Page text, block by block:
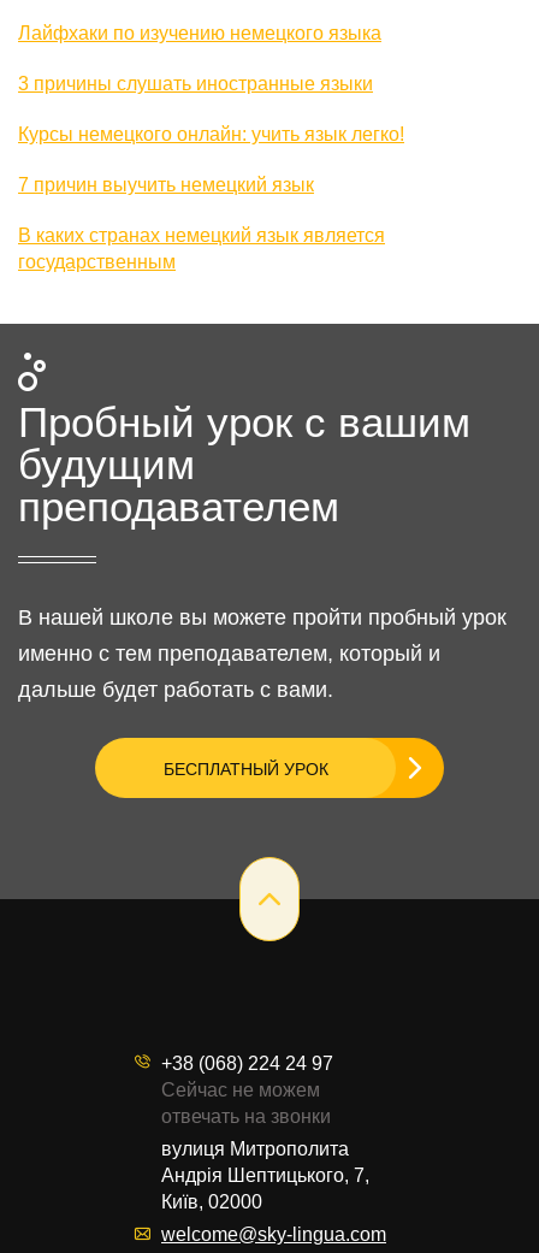
Лайфхаки по изучению немецкого языка
3 причины слушать иностранные языки
Курсы немецкого онлайн: учить язык легко!
7 причин выучить немецкий язык
В каких странах немецкий язык является
государственным
Пробный урок с вашим
будущим
преподавателем
В нашей школе вы можете пройти пробный урок
именно с тем преподавателем, который и
дальше будет работать с вами.
БЕСПЛАТНЫЙ УРОК
+38 (068) 224 24 97
Сейчас не можем
отвечать на звонки
вулиця Митрополита
Андрія Шептицького, 7,
Київ, 02000
welcome@sky-lingua.com